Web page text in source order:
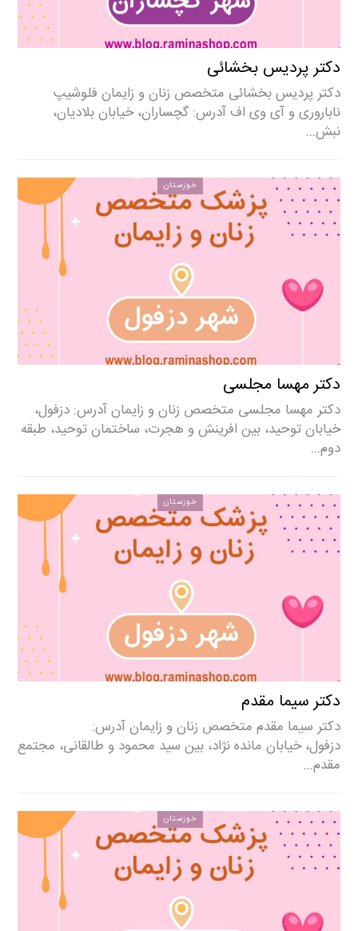
دکتر پردیس بخشائی
دکتر پردیس بخشائی متخصص زنان و زایمان فلوشیپ
ناباروری و آی وی اف آدرس: گچساران، خیابان بلادیان،
نبش…
خوزستان
دکتر مهسا مجلسی
دکتر مهسا مجلسی متخصص زنان و زایمان آدرس: دزفول،
خیابان توحید، بین افرینش و هجرت، ساختمان توحید، طبقه
دوم…
خوزستان
دکتر سیما مقدم
دکتر سیما مقدم متخصص زنان و زایمان آدرس:
دزفول، خیابان مانده نژاد، بین سید محمود و طالقانی، مجتمع
مقدم…
خوزستان